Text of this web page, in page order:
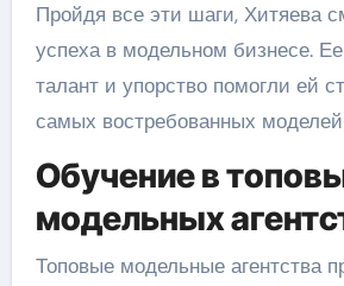
Пройдя все эти шаги, Хитяева
успеха в модельном бизнесе.
талант и упорство помогли ей
самых востребованных
Обучение в
модельных
Топовые модельные агентства